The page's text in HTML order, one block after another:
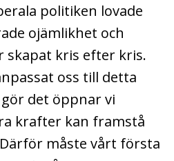
politiken lovade
ojämlikhet och
skapat kris efter kris.
oss till detta
det öppnar vi
krafter kan framstå
måste vårt första